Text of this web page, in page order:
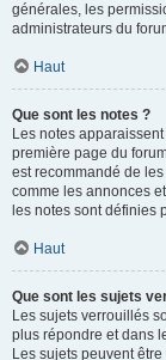
générales, les
administrateurs du
Haut
Que sont les notes ?
Les notes
première page du
est recommandé de
comme les annonces
les notes sont définies
Haut
Que sont les sujets
Les sujets verrouillés
plus répondre et dans
Les sujets peuvent